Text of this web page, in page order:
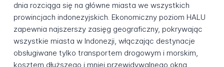
dnia rozciąga się na główne miasta we wszystkich
prowincjach indonezyjskich. Ekonomiczny poziom HALU
zapewnia najszerszy zasięg geograficzny, pokrywając
wszystkie miasta w Indonezji, włączając destynacje
obsługiwane tylko transportem drogowym i morskim,
kosztem dłuższego i mniej przewidywalnego okna